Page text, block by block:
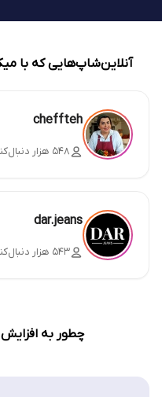
آنلاین‌شاپ‌هایی که با
cheffteh
۵۴۸ هزار دنبال‌کننده
dar.jeans
۵۴۳ هزار دنبال‌کننده
چطور به